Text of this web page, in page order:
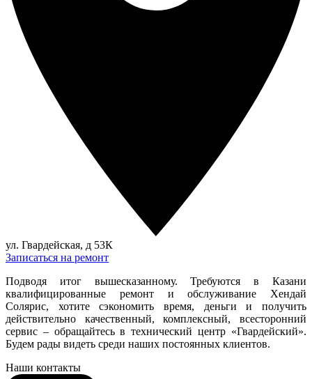
ул. Гвардейская, д 53К
Записаться на ремонт
Подводя итог вышесказанному. Требуются в Казани
квалифицированные ремонт и обслуживание Хендай
Солярис, хотите сэкономить время, деньги и получить
действительно качественный, комплексный, всесторонний
сервис – обращайтесь в технический центр «Гвардейский».
Будем рады видеть среди наших постоянных клиентов.
Наши контакты